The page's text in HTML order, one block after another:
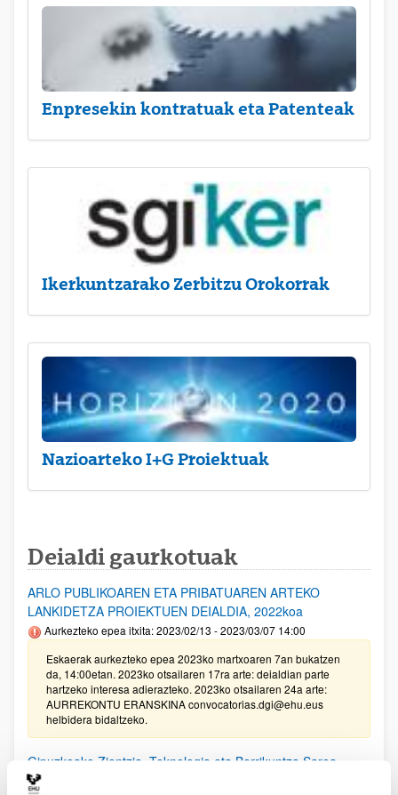
Enpresekin kontratuak eta Patenteak
Ikerkuntzarako Zerbitzu Orokorrak
Nazioarteko I+G Proiektuak
Deialdi gaurkotuak
ARLO PUBLIKOAREN ETA PRIBATUAREN ARTEKO
LANKIDETZA PROIEKTUEN DEIALDIA, 2022koa
Aurkezteko epea itxita: 2023/02/13 - 2023/03/07 14:00
Eskaerak aurkezteko epea 2023ko martxoaren 7an bukatzen
da, 14:00etan. 2023ko otsailaren 17ra arte: deialdian parte
hartzeko interesa adierazteko. 2023ko otsailaren 24a arte:
AURREKONTU ERANSKINA convocatorias.dgi@ehu.eus
helbidera bidaltzeko.
Gipuzkoako Zientzia, Teknologia eta Berrikuntza Sarea
bultzatzeko Programaren laguntzak 2022